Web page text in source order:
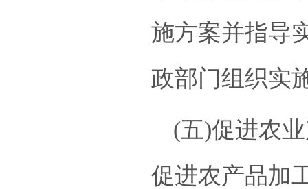
施方案并指导
政部门组织实
(五)促进农
促进农产品加